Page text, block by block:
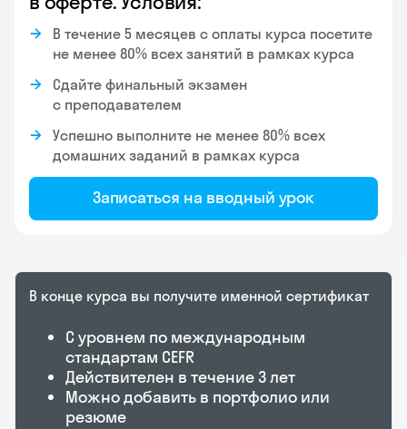
В течение 5 месяцев с оплаты курса посетите
не менее 80% всех занятий в рамках курса
Сдайте финальный экзамен
с преподавателем
Успешно выполните не менее 80% всех
домашних заданий в рамках курса
Записаться на вводный урок
В конце курса вы получите именной сертификат
С уровнем по международным
стандартам CEFR
Действителен в течение 3 лет
Можно добавить в портфолио или
резюме